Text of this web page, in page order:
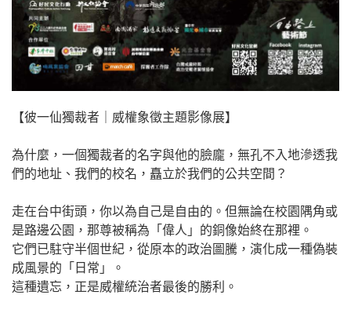
【彼一仙獨裁者｜威權象徵主題影像展】
為什麼，一個獨裁者的名字與他的臉龐，無孔不入地滲透我
們的地址、我們的校名，矗立於我們的公共空間？
走在台中街頭，你以為自己是自由的。但無論在校園隅角或
是路邊公園，那尊被稱為「偉人」的銅像始終在那裡。
它們已駐守半個世紀，從原本的政治圖騰，演化成一種偽裝
成風景的「日常」。
這種遺忘，正是威權統治者最後的勝利。